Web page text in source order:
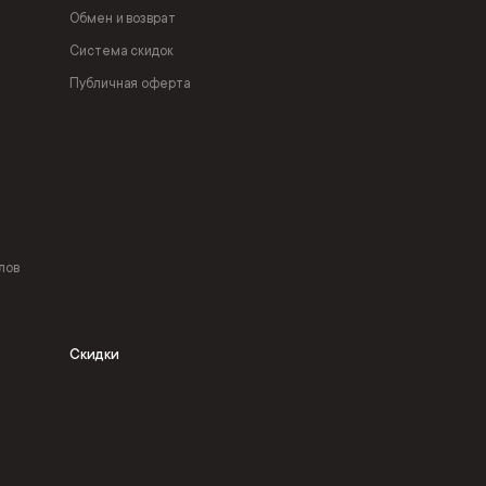
Обмен и возврат
Система скидок
Публичная оферта
Скидки